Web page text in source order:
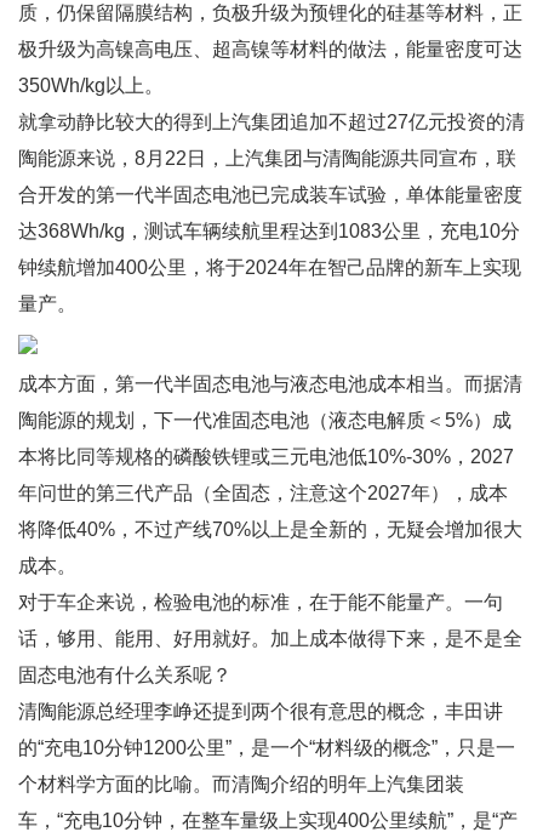
质，仍保留隔膜结构，负极升级为预锂化的硅基等材料，正
极升级为高镍高电压、超高镍等材料的做法，能量密度可达
350Wh/kg以上。
就拿动静比较大的得到上汽集团追加不超过27亿元投资的清
陶能源来说，8月22日，上汽集团与清陶能源共同宣布，联
合开发的第一代半固态电池已完成装车试验，单体能量密度
达368Wh/kg，测试车辆续航里程达到1083公里，充电10分
钟续航增加400公里，将于2024年在智己品牌的新车上实现
量产。
成本方面，第一代半固态电池与液态电池成本相当。而据清
陶能源的规划，下一代准固态电池（液态电解质＜5%）成
本将比同等规格的磷酸铁锂或三元电池低10%-30%，2027
年问世的第三代产品（全固态，注意这个2027年），成本
将降低40%，不过产线70%以上是全新的，无疑会增加很大
成本。
对于车企来说，检验电池的标准，在于能不能量产。一句
话，够用、能用、好用就好。加上成本做得下来，是不是全
固态电池有什么关系呢？
清陶能源总经理李峥还提到两个很有意思的概念，丰田讲
的“充电10分钟1200公里”，是一个“材料级的概念”，只是一
个材料学方面的比喻。而清陶介绍的明年上汽集团装
车，“充电10分钟，在整车量级上实现400公里续航”，是“产